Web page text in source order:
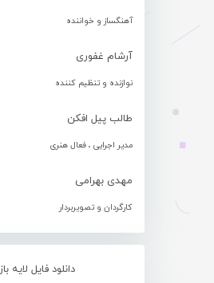
آهنگساز و خواننده
آرشام غفوری
نوازنده و تنظیم کننده
طالب پیل افکن
مدیر اجرایی ، فعال هنری
مهدی بهرامی
کارگردان و تصویربردار
دانلود فایل لایه باز